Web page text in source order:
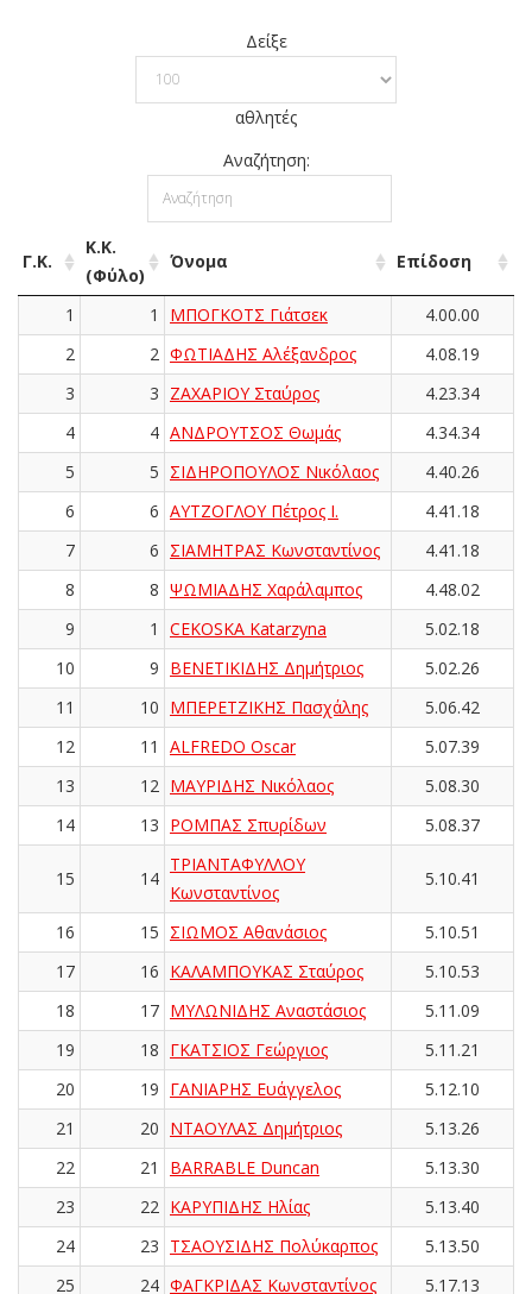
Δείξε
αθλητές
Αναζήτηση:
Γ.Κ.
Κ.Κ.
(Φύλο)
Όνομα Επίδοση
1 1 ΜΠΟΓΚΟΤΣ Γιάτσεκ
4.00.00
2
2 ΦΩΤΙΑΔΗΣ Αλέξανδρος
4.08.19
3
3 ΖΑΧΑΡΙΟΥ Σταύρος
4.23.34
4
4 ΑΝΔΡΟΥΤΣΟΣ Θωμάς
4.34.34
5
5 ΣΙΔΗΡΟΠΟΥΛΟΣ Νικόλαος
4.40.26
6
6 ΑΥΤΖΟΓΛΟΥ Πέτρος Ι.
4.41.18
7
6 ΣΙΑΜΗΤΡΑΣ Κωνσταντίνος
4.41.18
8
8 ΨΩΜΙΑΔΗΣ Χαράλαμπος
4.48.02
9
1 CEKOSKA Katarzyna
5.02.18
10
9 ΒΕΝΕΤΙΚΙΔΗΣ Δημήτριος
5.02.26
11
10 ΜΠΕΡΕΤΖΙΚΗΣ Πασχάλης
5.06.42
12
11 ALFREDO Oscar
5.07.39
13
12 ΜΑΥΡΙΔΗΣ Νικόλαος
5.08.30
14
13 ΡΟΜΠΑΣ Σπυρίδων 5.08.37
15 14
ΤΡΙΑΝΤΑΦΥΛΛΟΥ
Κωνσταντίνος
5.10.41
16 15 ΣΙΩΜΟΣ Αθανάσιος
5.10.51
17
16 ΚΑΛΑΜΠΟΥΚΑΣ Σταύρος
5.10.53
18
17 ΜΥΛΩΝΙΔΗΣ Αναστάσιος
5.11.09
19
18 ΓΚΑΤΣΙΟΣ Γεώργιος
5.11.21
20
19 ΓΑΝΙΑΡΗΣ Ευάγγελος
5.12.10
21
20 ΝΤΑΟΥΛΑΣ Δημήτριος
5.13.26
22
21 BARRABLE Duncan
5.13.30
23
22 ΚΑΡΥΠΙΔΗΣ Ηλίας
5.13.40
24
23 TΣΑΟΥΣΙΔΗΣ Πολύκαρπος
5.13.50
25
24 ΦΑΓΚΡΙΔΑΣ Κωνσταντίνος 5.17.13